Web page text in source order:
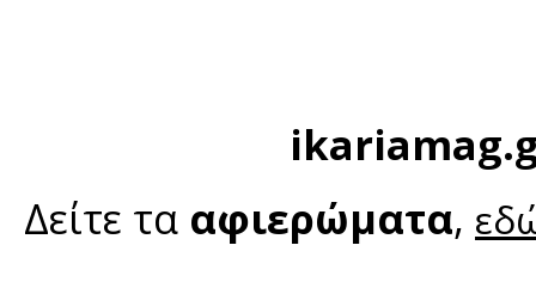
Δείτε τα αφιερώματα,